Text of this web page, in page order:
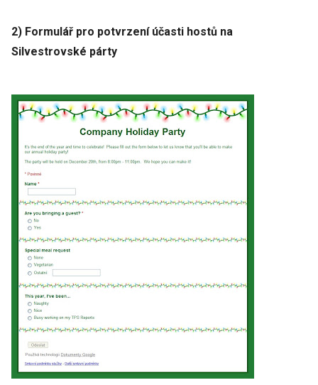
2) Formulář pro potvrzení účasti hostů na
Silvestrovské párty